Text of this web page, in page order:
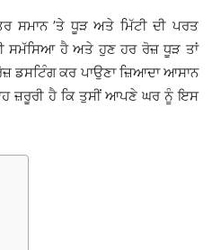
ਸਮਾਨ ’ਤੇ ਧੂੜ ਅਤੇ ਮਿੱਟੀ ਦੀ ਪਰਤ
ਸਮੱਸਿਆ ਹੈ ਅਤੇ ਹੁਣ ਹਰ ਰੋਜ਼ ਧੂੜ ਤਾਂ
ਡਸਟਿੰਗ ਕਰ ਪਾਉਣਾ ਜ਼ਿਆਦਾ ਆਸਾਨ
ਜ਼ਰੂਰੀ ਹੈ ਕਿ ਤੁਸੀਂ ਆਪਣੇ ਘਰ ਨੂੰ ਇਸ